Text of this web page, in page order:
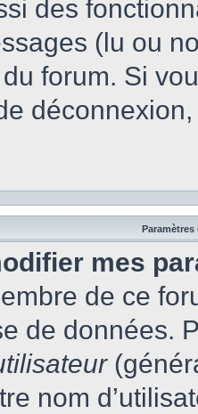
des
(lu ou
forum. Si
Paramètres
mes
de ce
de données.
nom